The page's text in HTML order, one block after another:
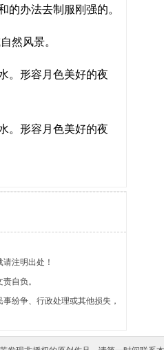
办法去制服刚强的。
然风景。
。形容月色美好的夜
。形容月色美好的夜
注明出处！
自负。
纷争、行政处理或其他损失，